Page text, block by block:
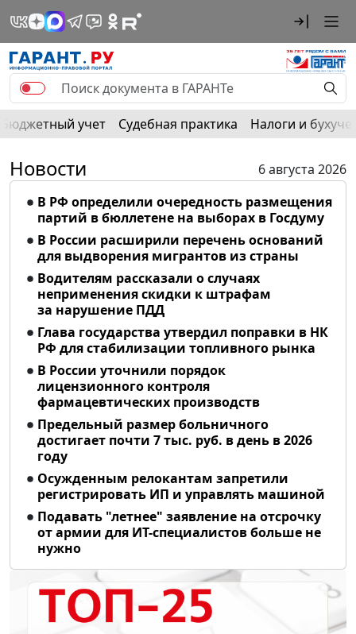
Бюджетный учет Судебная практика Налоги и
Новости
6 августа 2026
В РФ определили очередность размещения
партий в бюллетене на выборах в Госдуму
В России расширили перечень оснований
для выдворения мигрантов из страны
Водителям рассказали о случаях
неприменения скидки к штрафам
за нарушение ПДД
Глава государства утвердил поправки в НК
РФ для стабилизации топливного рынка
В России уточнили порядок
лицензионного контроля
фармацевтических производств
Предельный размер больничного
достигает почти 7 тыс. руб. в день в 2026
году
Осужденным релокантам запретили
регистрировать ИП и управлять машиной
Подавать "летнее" заявление на отсрочку
от армии для ИТ-специалистов больше не
нужно